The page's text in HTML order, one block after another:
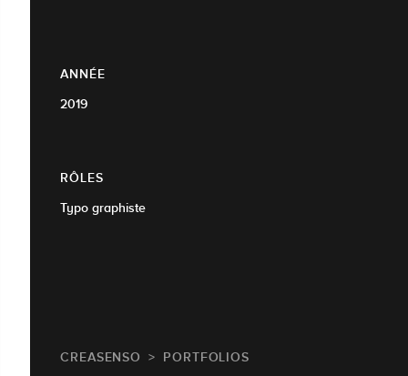
ANNÉE
2019
RÔLES
Typo graphiste
CREASENSO PORTFOLIOS